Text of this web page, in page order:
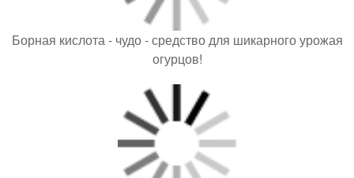
Борная кислота - чудо - средство для шикарного урожая
огурцов!